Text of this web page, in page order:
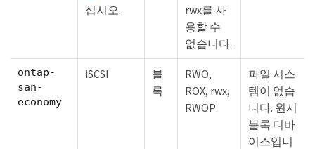
십시오.
rwx를 사
용할 수
없습니다.
ontap-
san-
economy
iSCSI
블
록
RWO,
ROX, rwx,
RWOP
파일 시스
템이 없습
니다. 원시
블록 디바
이스입니